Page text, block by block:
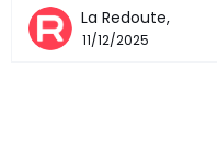
La Redoute,
11/12/2025